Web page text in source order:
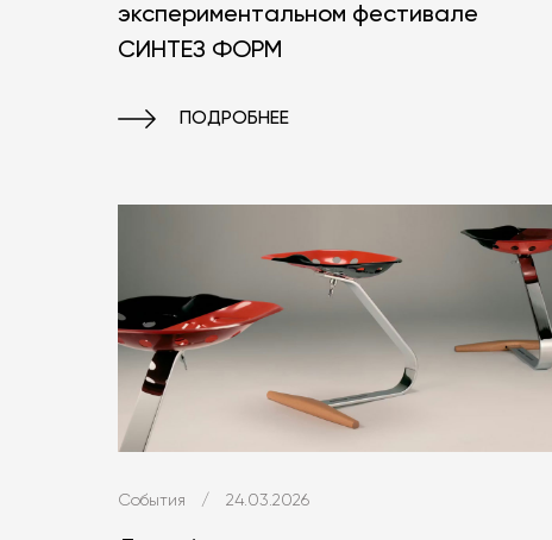
экспериментальном фестивале
СИНТЕЗ ФОРМ
ПОДРОБНЕЕ
События / 24.03.2026